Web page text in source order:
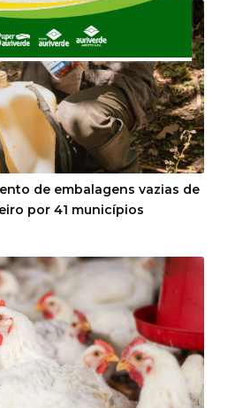
de embalagens vazias de
por 41 municípios